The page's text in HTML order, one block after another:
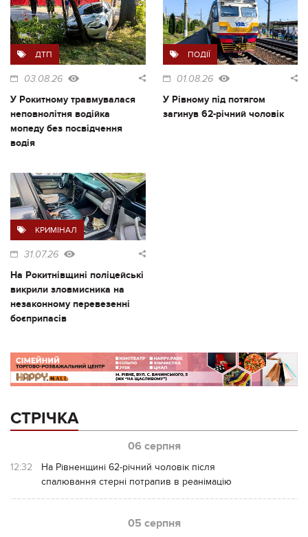
ДТП
03.08.26
У Рокитному травмувалася
неповнолітня водійка
мопеду без посвідчення
водія
ПОДІЇ
01.08.26
У Рівному під потягом
загинув 62-річний чоловік
КРИМІНАЛ
31.07.26
На Рокитнівщині поліцейські
викрили зловмисника на
незаконному перевезенні
боєприпасів
СТРІЧКА
06 серпня
12:32
На Рівненщині 62-річний чоловік після
спалювання стерні потрапив в реанімацію
05 серпня